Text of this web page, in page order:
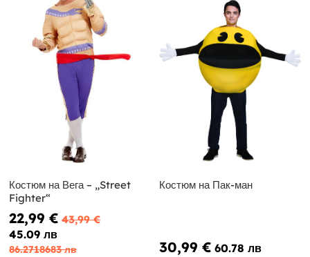
Костюм на Вега – „Street
Fighter“
22,99 € 43,99 €
45.09 лв
86.2718683 лв
Костюм на Пак-ман
30,99 € 60.78 лв